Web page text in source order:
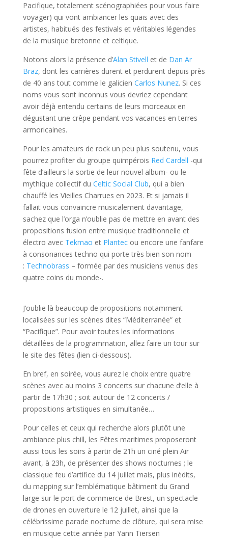
Pacifique, totalement scénographiées pour vous faire
voyager) qui vont ambiancer les quais avec des
artistes, habitués des festivals et véritables légendes
de la musique bretonne et celtique.
Notons alors la présence d’Alan Stivell et de Dan Ar
Braz, dont les carrières durent et perdurent depuis près
de 40 ans tout comme le galicien Carlos Nunez. Si ces
noms vous sont inconnus vous devriez cependant
avoir déjà entendu certains de leurs morceaux en
dégustant une crêpe pendant vos vacances en terres
armoricaines.
Pour les amateurs de rock un peu plus soutenu, vous
pourrez profiter du groupe quimpérois Red Cardell -qui
fête d’ailleurs la sortie de leur nouvel album- ou le
mythique collectif du Celtic Social Club, qui a bien
chauffé les Vieilles Charrues en 2023. Et si jamais il
fallait vous convaincre musicalement davantage,
sachez que l’orga n’oublie pas de mettre en avant des
propositions fusion entre musique traditionnelle et
électro avec Tekmao et Plantec ou encore une fanfare
à consonances techno qui porte très bien son nom
: Technobrass – formée par des musiciens venus des
quatre coins du monde-.
J’oublie là beaucoup de propositions notamment
localisées sur les scènes dites “Méditerranée” et
“Pacifique”. Pour avoir toutes les informations
détaillées de la programmation, allez faire un tour sur
le site des fêtes (lien ci-dessous).
En bref, en soirée, vous aurez le choix entre quatre
scènes avec au moins 3 concerts sur chacune d’elle à
partir de 17h30 ; soit autour de 12 concerts /
propositions artistiques en simultanée…
Pour celles et ceux qui recherche alors plutôt une
ambiance plus chill, les Fêtes maritimes proposeront
aussi tous les soirs à partir de 21h un ciné plein Air
avant, à 23h, de présenter des shows nocturnes ; le
classique feu d’artifice du 14 juillet mais, plus inédits,
du mapping sur l’emblématique bâtiment du Grand
large sur le port de commerce de Brest, un spectacle
de drones en ouverture le 12 juillet, ainsi que la
célébrissime parade nocturne de clôture, qui sera mise
en musique cette année par Yann Tiersen